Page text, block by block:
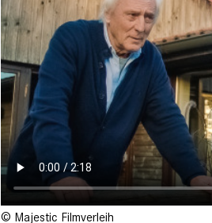
© Majestic Filmverleih